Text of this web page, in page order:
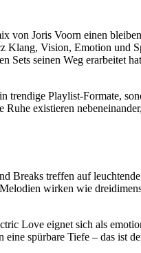
von Joris Voorn einen
Vision, Emotion und
seinen Weg erarbeitet
Playlist-Formate,
existieren
Breaks treffen auf
wirken wie
Love eignet sich als
spürbare Tiefe – das ist